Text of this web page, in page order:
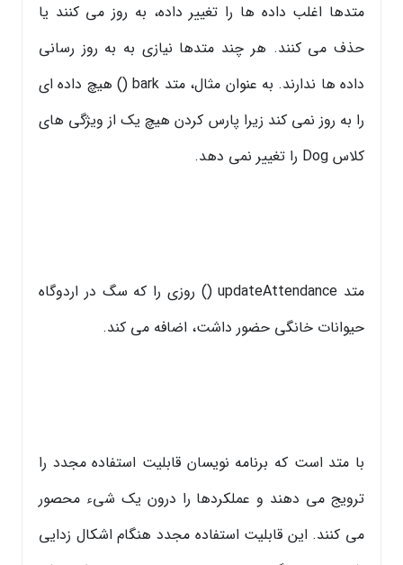
متدها اغلب داده ها را تغییر داده، به روز می کنند یا
حذف می کنند. هر چند متدها نیازی به به روز رسانی
داده ها ندارند. به عنوان مثال، متد bark () هیچ داده ای
را به روز نمی کند زیرا پارس کردن هیچ یک از ویژگی های
کلاس Dog را تغییر نمی دهد.
متد updateAttendance () روزی را که سگ در اردوگاه
حیوانات خانگی حضور داشت، اضافه می کند.
با متد است که برنامه نویسان قابلیت استفاده مجدد را
ترویج می دهند و عملکردها را درون یک شیء محصور
می کنند. این قابلیت استفاده مجدد هنگام اشکال زدایی